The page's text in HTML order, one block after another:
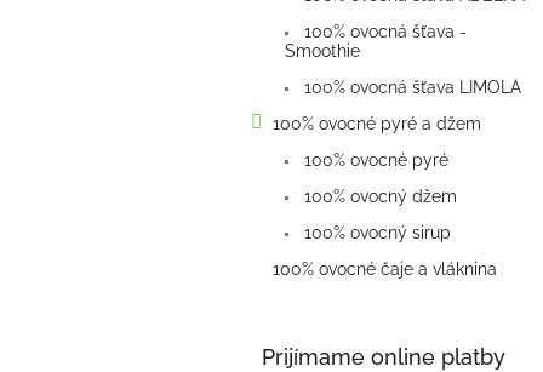
100% ovocná šťava -
Smoothie
100% ovocná šťava LIMOLA
100% ovocné pyré a džem
100% ovocné pyré
100% ovocný džem
100% ovocný sirup
100% ovocné čaje a vláknina
Prijímame online platby